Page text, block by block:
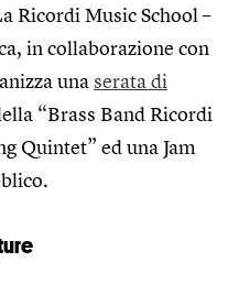
Ricordi Music School –
in collaborazione con
unaserata di
“Brass Band Ricordi
Quintet” ed una Jam